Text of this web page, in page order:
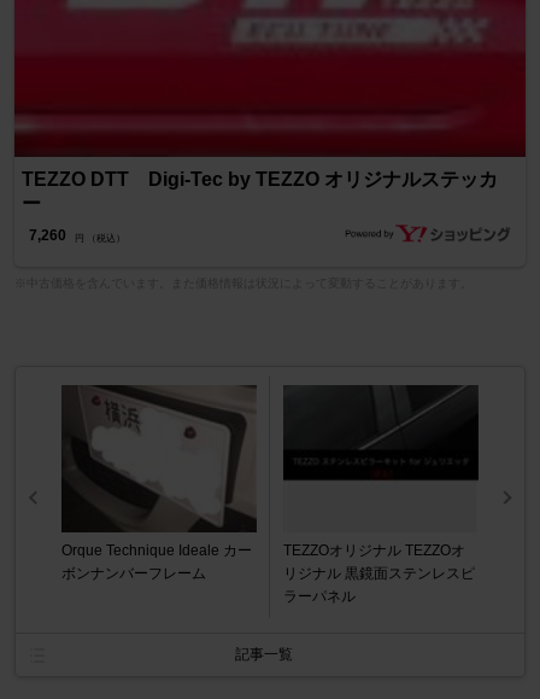
TEZZO DTT Digi-Tec by TEZZO オリジナルステッカ
ー
7,260 円 （税込）
Orque Technique Ideale カー
ボンナンバーフレーム
TEZZOオリジナル TEZZOオ
リジナル 黒鏡面ステンレスピ
ラーパネル
記事一覧